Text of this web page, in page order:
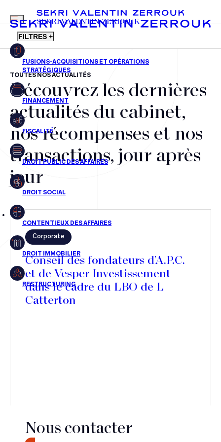
FR EN
MENU
SEKRI VALENTIN ZERROUK
FILTRES +
Fusions-acquisitions et opérations stratégiques
Financement
Fiscalité
Droit public des affaires
Droit social
Droit immobilier
Restructuring
Article
TOUTES NOS ACTUALITÉS
Découvrez les dernières
actualités du cabinet,
nos récompenses et nos
transactions, jour après
jour
Corporate
Conseil des fondateurs d'A.P.C.
et de Vesper Investissement
dans le cadre du LBO de L
Catterton
Nous contacter